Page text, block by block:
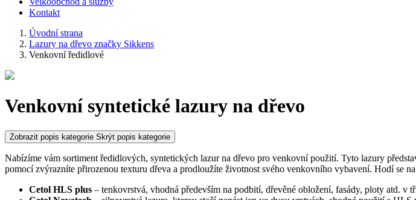
Kontakt
Úvodní strana
Lazury na dřevo značky Sikkens
Venkovní ředidlové
Venkovní syntetické lazury na dřevo
Zobrazit popis kategorie Skrýt popis kategorie
Nabízíme vám sortiment ředidlových, syntetických lazur na dřevo pro venkovní použití. Tyto lazury
pomocí zvýrazníte přirozenou texturu dřeva a prodloužíte životnost svého venkovního vybavení. Hodí se
Cetol HLS plus – tenkovrstvá, vhodná především na podbití, dřevěné obložení, fasády, ploty atd. v